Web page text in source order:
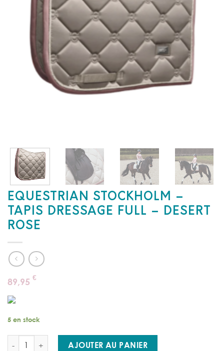
EQUESTRIAN STOCKHOLM –
TAPIS DRESSAGE FULL – DESERT
ROSE
89,95 €
5 en stock
quantité de Equestrian Stockholm - Tapis dressage Full - Desert
AJOUTER AU PANIER